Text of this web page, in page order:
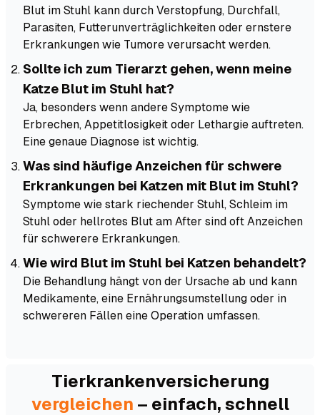
Blut im Stuhl kann durch Verstopfung, Durchfall,
Parasiten, Futterunverträglichkeiten oder ernstere
Erkrankungen wie Tumore verursacht werden.
Sollte ich zum Tierarzt gehen, wenn meine
Katze Blut im Stuhl hat?
Ja, besonders wenn andere Symptome wie
Erbrechen, Appetitlosigkeit oder Lethargie auftreten.
Eine genaue Diagnose ist wichtig.
Was sind häufige Anzeichen für schwere
Erkrankungen bei Katzen mit Blut im Stuhl?
Symptome wie stark riechender Stuhl, Schleim im
Stuhl oder hellrotes Blut am After sind oft Anzeichen
für schwerere Erkrankungen.
Wie wird Blut im Stuhl bei Katzen behandelt?
Die Behandlung hängt von der Ursache ab und kann
Medikamente, eine Ernährungsumstellung oder in
schwereren Fällen eine Operation umfassen.
Tierkranken­versicherung
vergleichen – einfach, schnell